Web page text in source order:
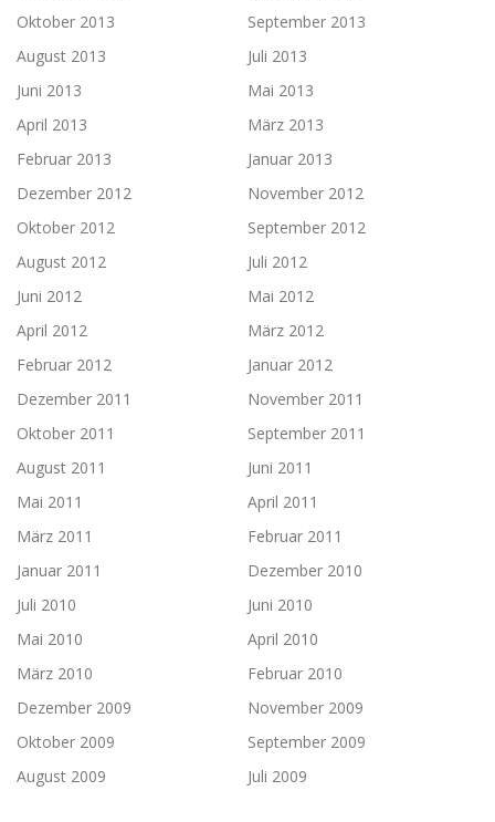
Oktober 2013
September 2013
August 2013
Juli 2013
Juni 2013
Mai 2013
April 2013
März 2013
Februar 2013
Januar 2013
Dezember 2012
November 2012
Oktober 2012
September 2012
August 2012
Juli 2012
Juni 2012
Mai 2012
April 2012
März 2012
Februar 2012
Januar 2012
Dezember 2011
November 2011
Oktober 2011
September 2011
August 2011
Juni 2011
Mai 2011
April 2011
März 2011
Februar 2011
Januar 2011
Dezember 2010
Juli 2010
Juni 2010
Mai 2010
April 2010
März 2010
Februar 2010
Dezember 2009
November 2009
Oktober 2009
September 2009
August 2009
Juli 2009